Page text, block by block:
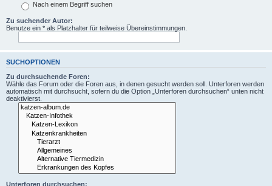
Nach einem Begriff suchen
Zu suchender Autor:
Benutze ein * als Platzhalter für teilweise Übereinstimmungen.
SUCHOPTIONEN
Zu durchsuchende Foren:
Wähle das Forum oder die Foren aus, in denen gesucht werden soll. Unterforen werden
automatisch mit durchsucht, sofern du die Option „Unterforen durchsuchen“ unten nicht
deaktivierst.
Unterforen durchsuchen: